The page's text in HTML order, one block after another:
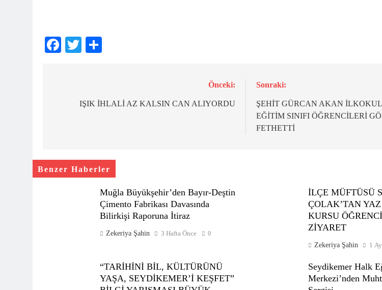
Facebook
Twitter
gezinmesi
Önceki:
IŞIK İHLALİ AZ KALSIN CAN ALIYORDU
Sonraki:
ŞEHİT GÜRCAN AKAN
EĞİTİM SINIFI ÖĞRENCİLERİ
FETHETTİ
Benzer Haberler
Muğla Büyükşehir’den Bayır-Deştin
Çimento Fabrikası Davasında
Bilirkişi Raporuna İtiraz
Zekeriya Şahin 3 Hafta Önce 0
İLÇE MÜFTÜSÜ
ÇOLAK’TAN
KURSU
ZİYARET
Zekeriya Şahin 1
“TARİHİNİ BİL, KÜLTÜRÜNÜ
YAŞA, SEYDİKEMER’İ KEŞFET”
Seydikemer Halk
Merkezi’nden